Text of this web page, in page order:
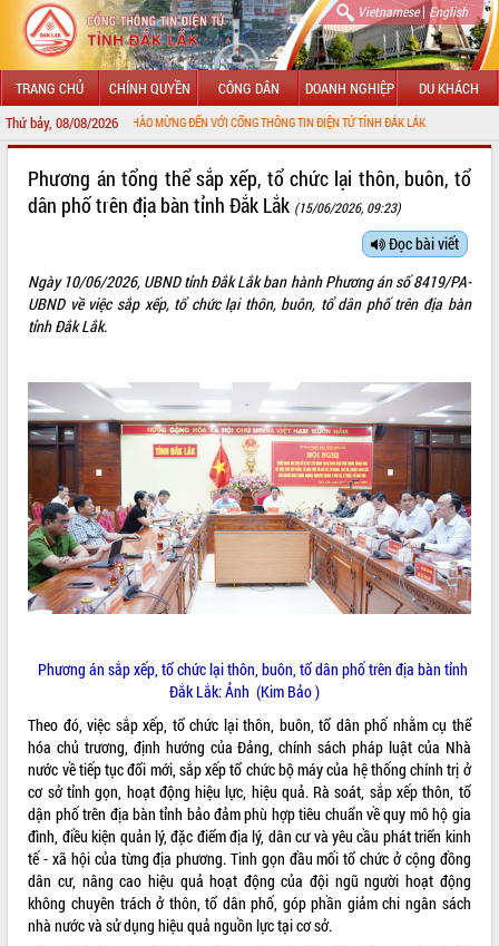
Vietnamese| English
TRANG CHỦ CHÍNH QUYỀN CÔNG DÂN DOANH NGHIỆP DU KHÁCH
Thứ bảy, 08/08/2026CHÀO MỪNG ĐẾN VỚI CỔNG THÔNG TIN ĐIỆN TỬ TỈNH ĐẮK LẮK
LÃNH ĐẠO UBND TỈNH
SỞ, BAN, NGÀNH
THÔNG TIN CHỈ ĐẠO ĐIỀU HÀNH
HỆ THỐNG VĂN BẢN
VĂN BẢN HĐND TỈNH
ĐIỂM TIN VĂN BẢN
QUY HOẠCH - KẾ HOẠCH
Phương án tổng thể sắp xếp, tổ chức lại thôn, buôn, tổ
dân phố trên địa bàn tỉnh Đắk Lắk (15/06/2026, 09:23)
Đọc bài viết
Ngày 10/06/2026, UBND tỉnh Đắk Lắk ban hành Phương án số 8419/PA-
UBND về việc sắp xếp, tổ chức lại thôn, buôn, tổ dân phố trên địa bàn
tỉnh Đắk Lắk.
Phương án sắp xếp, tổ chức lại thôn, buôn, tổ dân phố trên địa bàn tỉnh
Đắk Lắk: Ảnh (Kim Bảo )
Theo đó, việc sắp xếp, tổ chức lại thôn, buôn, tổ dân phố nhằm cụ thể
hóa chủ trương, định hướng của Đảng, chính sách pháp luật của Nhà
nước về tiếp tục đổi mới, sắp xếp tổ chức bộ máy của hệ thống chính trị ở
cơ sở tỉnh gọn, hoạt động hiệu lực, hiệu quả. Rà soát, sắp xếp thôn, tổ
dận phố trên địa bàn tỉnh bảo đảm phù hợp tiêu chuẩn về quy mô hộ gia
đình, điều kiện quản lý, đặc điểm địa lý, dân cư và yêu cầu phát triển kinh
tế - xã hội của từng địa phương. Tinh gọn đầu mối tổ chức ở cộng đồng
dân cư, nâng cao hiệu quả hoạt động của đội ngũ người hoạt động
không chuyên trách ở thôn, tổ dân phố, góp phần giảm chi ngân sách
nhà nước và sử dụng hiệu quả nguồn lực tại cơ sở.